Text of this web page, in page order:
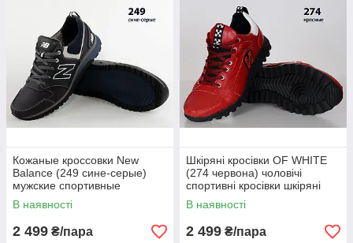
Кожаные кроссовки New
Balance (249 сине-серые)
мужские спортивные
кроссовки шкіряні чоловічі
В наявності
2 499 ₴/пара
Шкіряні кросівки OF WHITE
(274 червона) чоловічі
спортивні кросівки шкіряні
чоловічі
В наявності
2 499 ₴/пара